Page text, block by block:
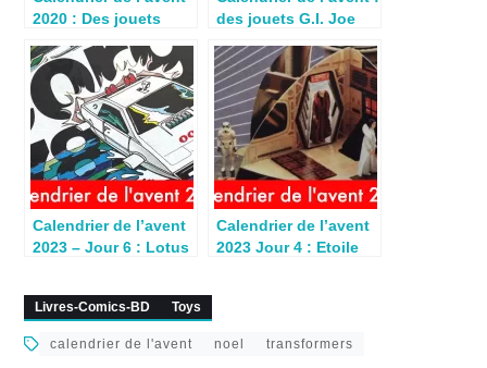
2020 : Des jouets
Noël 1991
des jouets G.I. Joe
Calendrier de l’avent
2023 – Jour 6 : Lotus
Calendrier de l’avent
2023 Jour 4 : Etoile
Livres-Comics-BD Toys
calendrier de l'avent noel transformers